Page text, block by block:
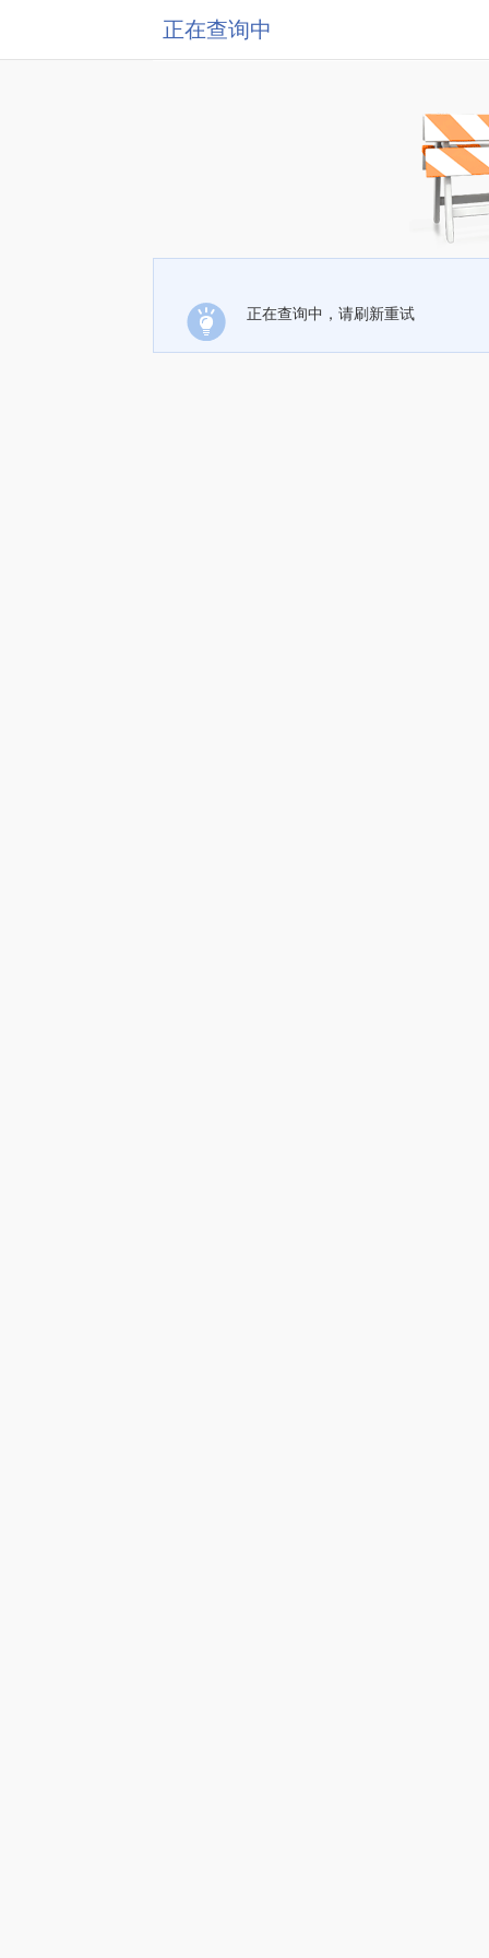
正在查询中
正在查询中，请刷新重试